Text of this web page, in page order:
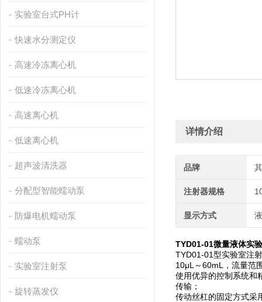
实验室台式PH计
快速水分测定仪
高速冷冻离心机
低速冷冻离心机
高速离心机
低速离心机
超声波清洗器
分配型智能蠕动泵
防爆电机蠕动泵
蠕动泵
实验室注射泵
旋转蒸发仪
详情介绍
品牌
注射器规格
显示方式
TYD01-01微量液体实
TYD01-01型实验室注
10μL～60mL，流量范
使用优异的控制系统和
传输；
传动丝杠的固定方式采